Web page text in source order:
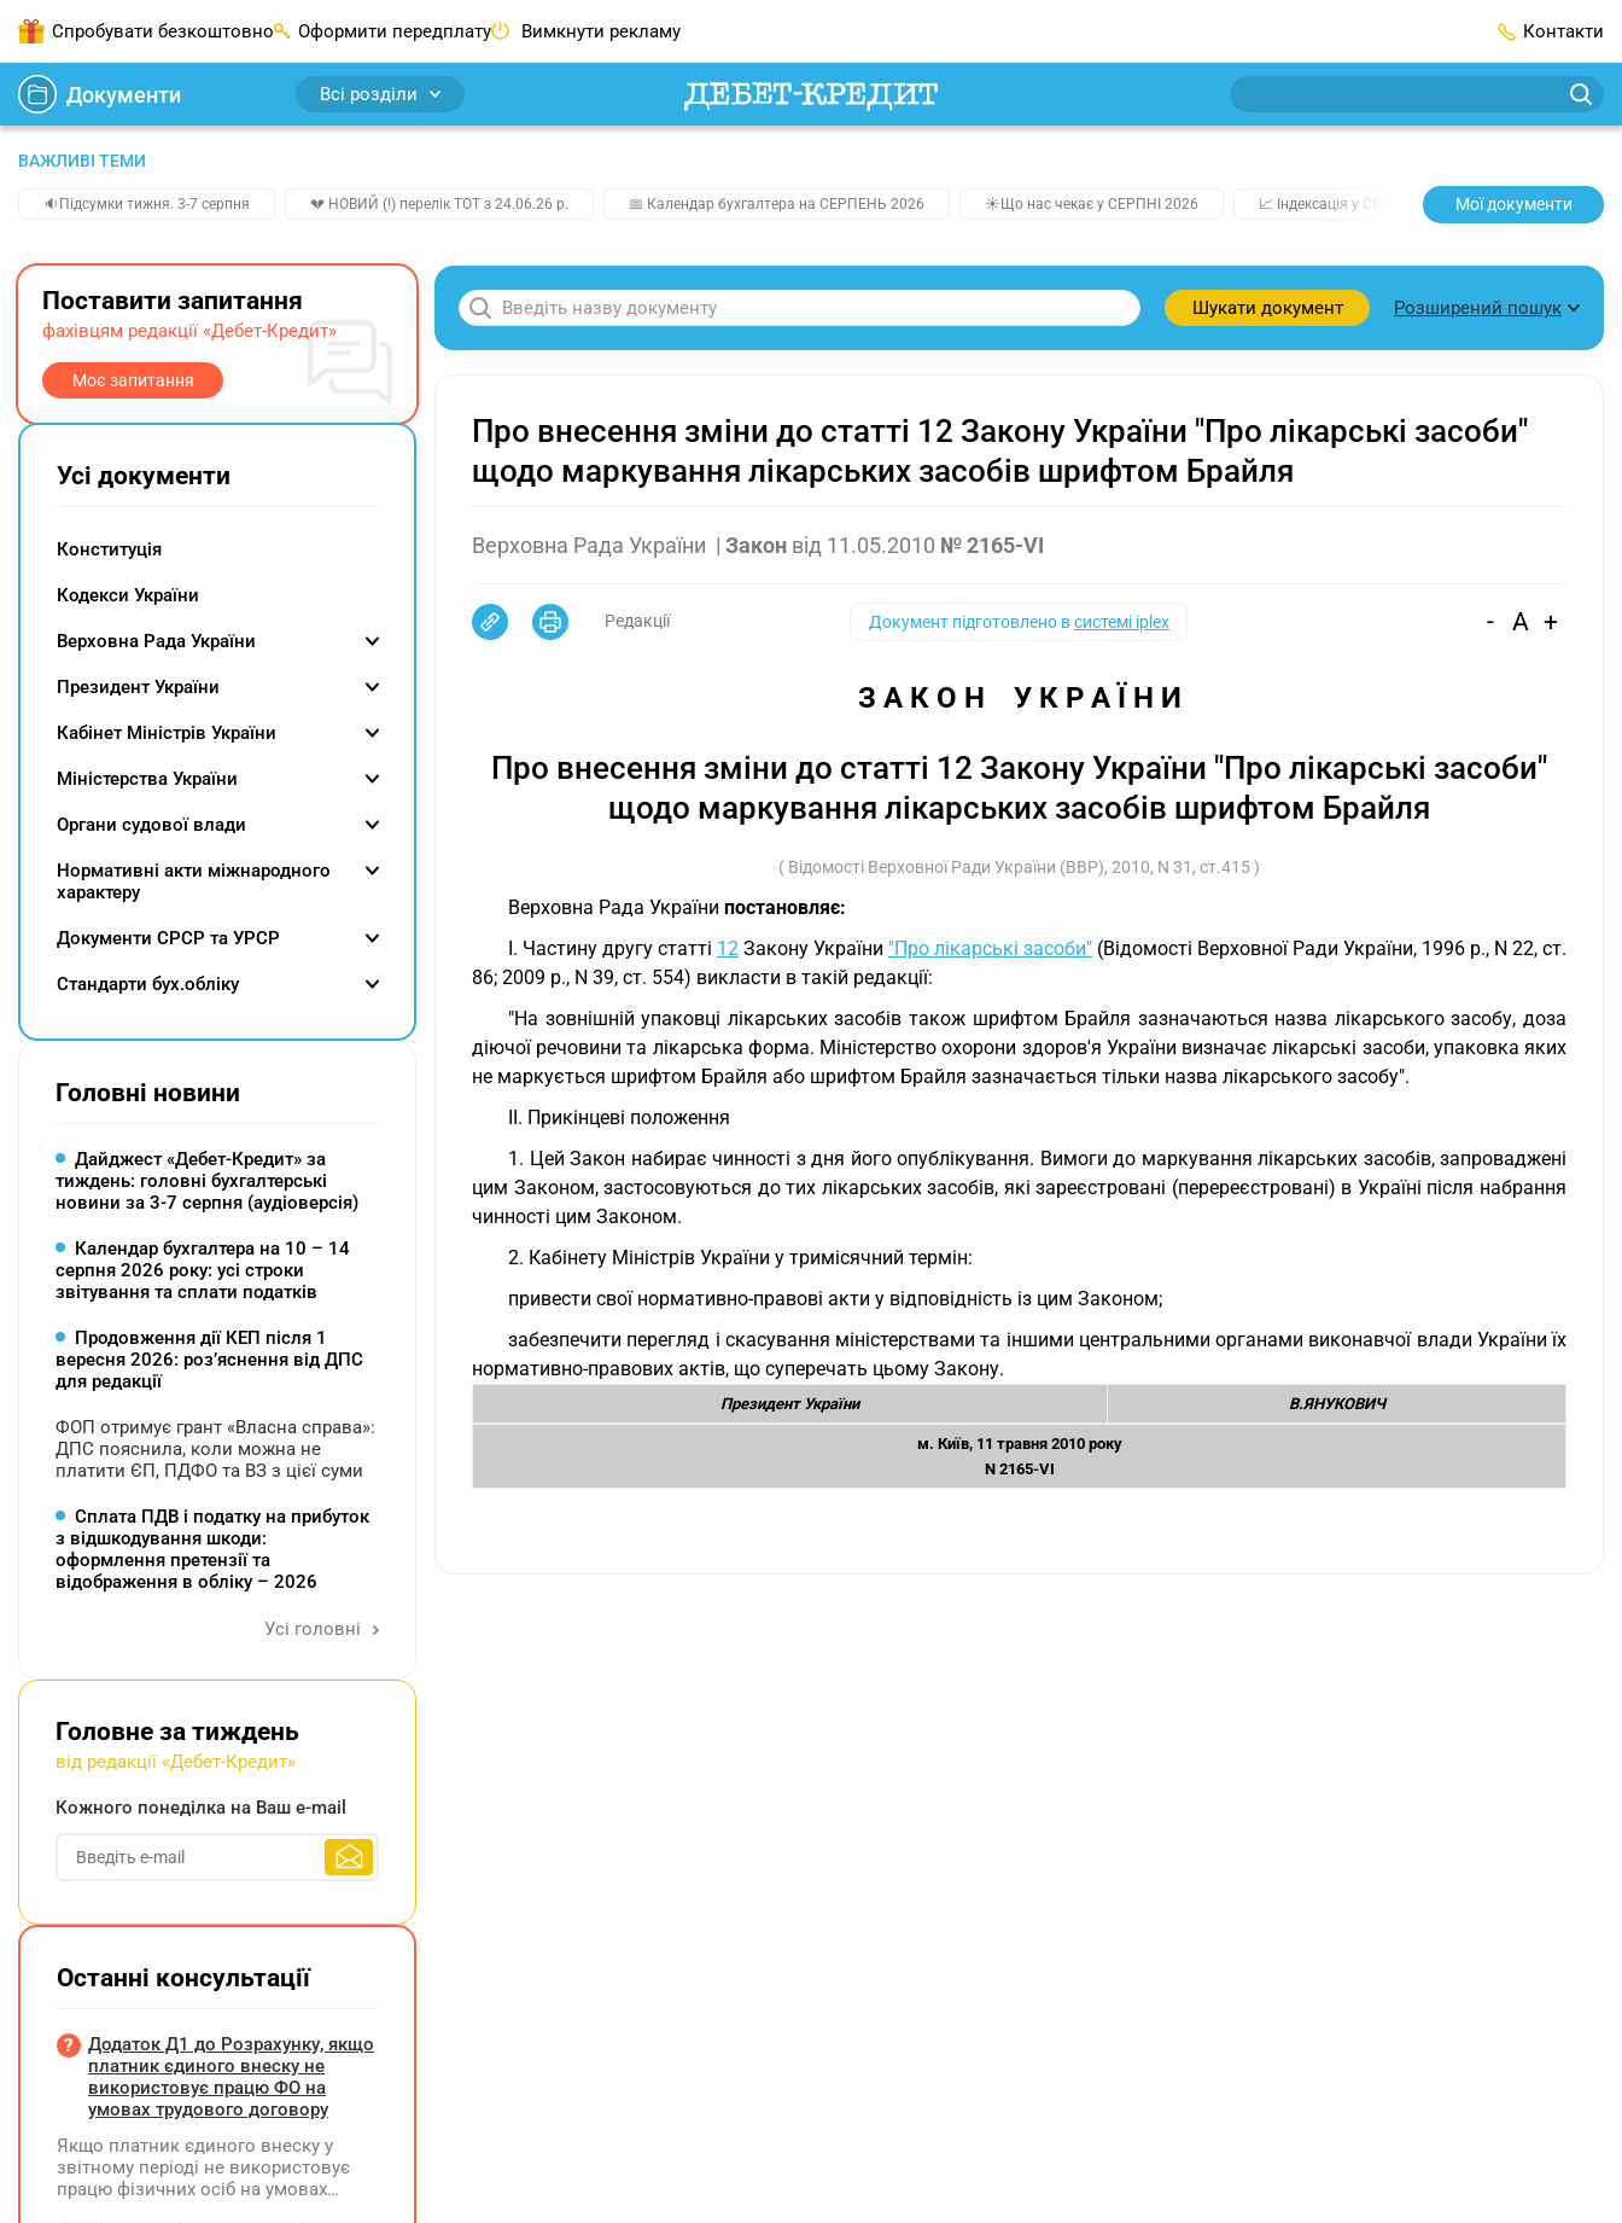
Спробувати безкоштовно Оформити передплату Вимкнути рекламу Контакти
Документи Всі розділи
ВАЖЛИВІ ТЕМИ
🔉Підсумки тижня. 3-7 серпня 💔 НОВИЙ (!) перелік ТОТ з 24.06.26 р. 📅 Календар бухгалтера на СЕРПЕНЬ 2026 ☀️Що нас чекає у СЕРПНІ 2026 📈 Індексація у СЕРПНІ 2️⃣0️⃣2️⃣7️⃣ Усі
Мої документи
Шукати документ Розширений пошук
Про внесення зміни до статті 12 Закону України "Про лікарські засоби"
щодо маркування лікарських засобів шрифтом Брайля
Верховна Рада України | Закон від 11.05.2010 № 2165-VI
Редакції Документ підготовлено всистемі iplex - A +
З А К О Н    У К Р А Ї Н И
Про внесення зміни до статті 12 Закону України "Про лікарські засоби"
щодо маркування лікарських засобів шрифтом Брайля
( Відомості Верховної Ради України (ВВР), 2010, N 31, ст.415 )
Верховна Рада України постановляє:
I. Частину другу статті 12 Закону України "Про лікарські засоби" (Відомості Верховної Ради України, 1996 р., N 22, ст.
86; 2009 р., N 39, ст. 554) викласти в такій редакції:
"На зовнішній упаковці лікарських засобів також шрифтом Брайля зазначаються назва лікарського засобу, доза
діючої речовини та лікарська форма. Міністерство охорони здоров'я України визначає лікарські засоби, упаковка яких
не маркується шрифтом Брайля або шрифтом Брайля зазначається тільки назва лікарського засобу".
II. Прикінцеві положення
1. Цей Закон набирає чинності з дня його опублікування. Вимоги до маркування лікарських засобів, запроваджені
цим Законом, застосовуються до тих лікарських засобів, які зареєстровані (перереєстровані) в Україні після набрання
чинності цим Законом.
2. Кабінету Міністрів України у тримісячний термін:
привести свої нормативно-правові акти у відповідність із цим Законом;
забезпечити перегляд і скасування міністерствами та іншими центральними органами виконавчої влади України їх
нормативно-правових актів, що суперечать цьому Закону.
Президент України В.ЯНУКОВИЧ
м. Київ, 11 травня 2010 року
N 2165-VI
Поставити запитання
фахівцям редакції «Дебет-Кредит»
Моє запитання
Усі документи
Конституція
Кодекси України
Верховна Рада України
Президент України
Кабінет Міністрів України
Міністерства України
Органи судової влади
Нормативні акти міжнародного
характеру
Документи СРСР та УРСР
Cтандарти бух.обліку
Головні новини
Дайджест «Дебет-Кредит» за
тиждень: головні бухгалтерські
новини за 3-7 серпня (аудіоверсія)
Календар бухгалтера на 10 – 14
серпня 2026 року: усі строки
звітування та сплати податків
Продовження дії КЕП після 1
вересня 2026: розʼяснення від ДПС
для редакції
ФОП отримує грант «Власна справа»:
ДПС пояснила, коли можна не
платити ЄП, ПДФО та ВЗ з цієї суми
Сплата ПДВ і податку на прибуток
з відшкодування шкоди:
оформлення претензії та
відображення в обліку – 2026
Усі головні
Головне за тиждень
від редакції «Дебет-Кредит»
Кожного понеділка на Ваш e-mail
Останні консультації
Додаток Д1 до Розрахунку, якщо
платник єдиного внеску не
використовує працю ФО на
умовах трудового договору
Якщо платник єдиного внеску у
звітному періоді не використовує
працю фізичних осіб на умовах